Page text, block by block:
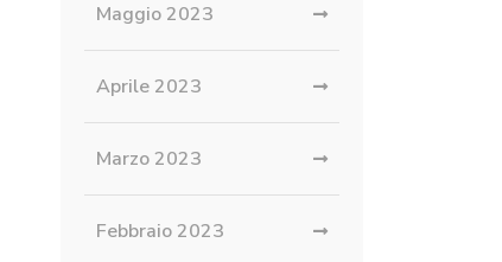
Maggio 2023
Aprile 2023
Marzo 2023
Febbraio 2023